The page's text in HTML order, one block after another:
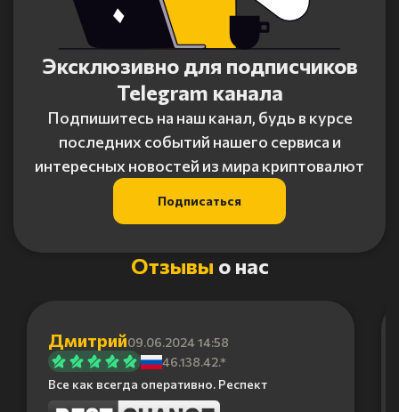
Эксклюзивно для подписчиков
Telegram канала
Подпишитесь на наш канал, будь в курсе
последних событий нашего сервиса и
интересных новостей из мира криптовалют
Подписаться
Отзывы о нас
Дмитрий09.06.2024 14:58
46.138.42.*
Все как всегда оперативно. Респект